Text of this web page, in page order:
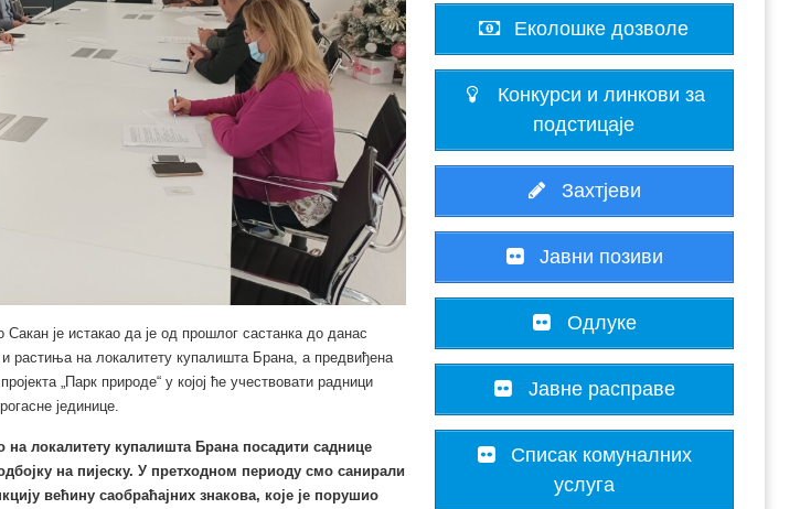
је истакао да је од прошлог састанка до данас
растиња на локалитету купалишта Брана, а предвиђена
„Парк природе“ у којој ће учествовати радници
јединице.
локалитету купалишта Брана посадити саднице
на пијеску. У претходном периоду смо санирали
већину саобраћајних знакова, које је порушио
Еколошке дозволе
Конкурси и линкови за
подстицаје
Захтјеви
Јавни позиви
Одлуке
Јавне расправе
Списак комуналних
услуга